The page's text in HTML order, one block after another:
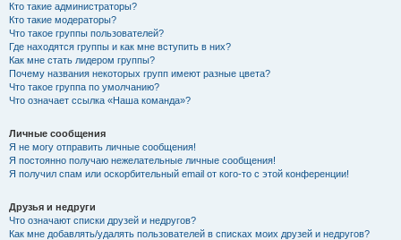
Кто такие администраторы?
Кто такие модераторы?
Что такое группы пользователей?
Где находятся группы и как мне вступить в них?
Как мне стать лидером группы?
Почему названия некоторых групп имеют разные цвета?
Что такое группа по умолчанию?
Что означает ссылка «Наша команда»?
Личные сообщения
Я не могу отправить личные сообщения!
Я постоянно получаю нежелательные личные сообщения!
Я получил спам или оскорбительный email от кого-то с этой конференции!
Друзья и недруги
Что означают списки друзей и недругов?
Как мне добавлять/удалять пользователей в списках моих друзей и недругов?